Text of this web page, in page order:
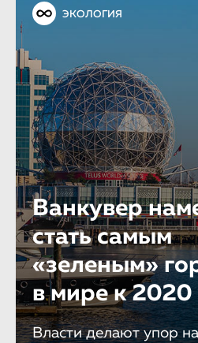
ЭКОЛОГИЯ
Ванкувер
стать самым
«зеленым»
в мире к 2020
Власти делают упор